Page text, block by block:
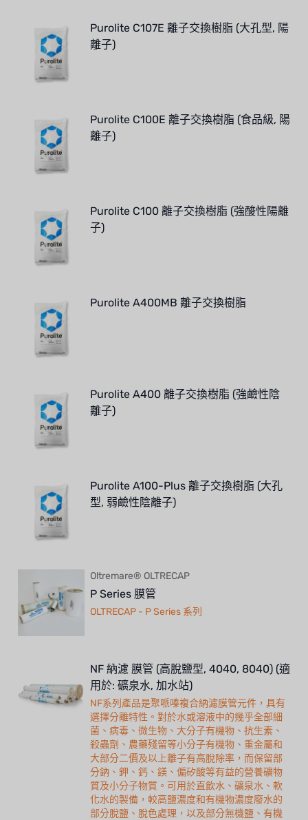
Purolite C107E 離子交換樹脂 (大孔型, 陽
離子)
Purolite C100E 離子交換樹脂 (食品級, 陽
離子)
Purolite C100 離子交換樹脂 (強酸性陽離
子)
Purolite A400MB 離子交換樹脂
Purolite A400 離子交換樹脂 (強鹼性陰
離子)
Purolite A100-Plus 離子交換樹脂 (大孔
型, 弱鹼性陰離子)
Oltremare® OLTRECAP
P Series 膜管
OLTRECAP - P Series 系列
NF 納濾 膜管 (高脫鹽型, 4040, 8040) (適
用於: 礦泉水, 加水站)
NF系列產品是聚哌嗪複合納濾膜管元件，具有
選擇分離特性。對於水或溶液中的幾乎全部細
菌、病毒、微生物、大分子有機物、抗生素、
殺蟲劑、農藥殘留等小分子有機物、重金屬和
大部分二價及以上離子有高脫除率，而保留部
分鈉、鉀、鈣、鎂、偏矽酸等有益的營養礦物
質及小分子物質。可用於直飲水、礦泉水、軟
化水的製備，較高鹽濃度和有機物濃度廢水的
部分脫鹽、脫色處理，以及部分無機鹽、有機